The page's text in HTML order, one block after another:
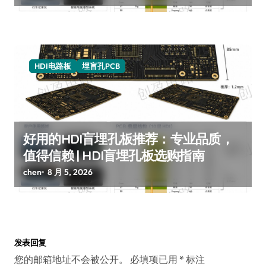
HDI电路板 埋盲孔PCB
好用的HDI盲埋孔板推荐：专业品质，
值得信赖 | HDI盲埋孔板选购指南
chen 8 月 5, 2026
发表回复
您的邮箱地址不会被公开。 必填项已用 * 标注